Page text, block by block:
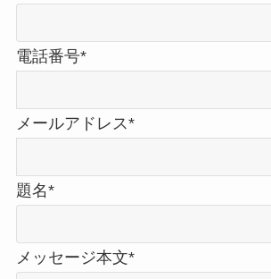
電話番号*
メールアドレス*
題名*
メッセージ本文*